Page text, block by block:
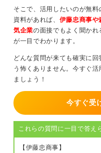
面接では正解というより
考えている学生であるこ
さいね。
そこで、活用したいのが無料
資料があれば、 伊藤忠商事や
気企業の面接でもよく聞かれ
が一目でわかります。
どんな質問が来ても確実に
う怖くありません。今すぐ
ましょう！
今すぐ受
これらの質問に一目で答え
【伊藤忠商事】